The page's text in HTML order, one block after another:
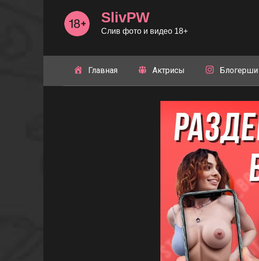
SlivPW
Слив фото и видео 18+
Главная Актрисы Блогерши